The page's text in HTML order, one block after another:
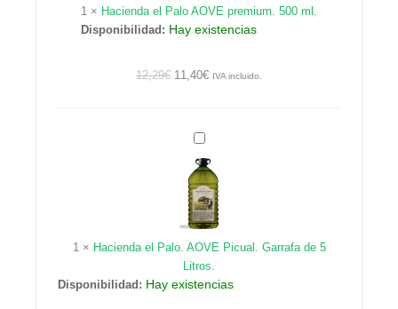
ml.
1 × Hacienda el Palo AOVE premium. 500 ml.
Disponibilidad: Hay existencias
12,29€ 11,40€ IVA incluido.
Hacienda
el
Palo.
AOVE
Picual.
Garrafa
de
5
Litros.
1× Hacienda el Palo. AOVE Picual. Garrafa de 5
Litros.
Disponibilidad: Hay existencias